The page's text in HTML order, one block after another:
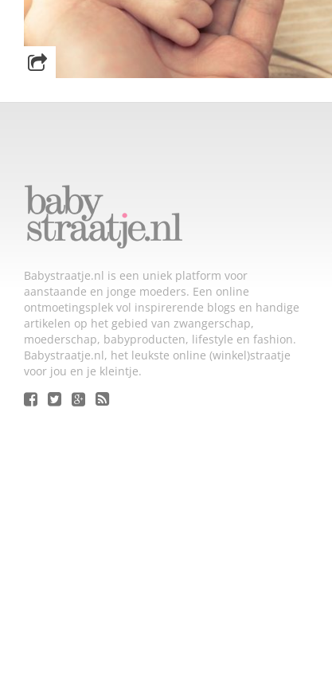
Babystraatje.nl is een uniek platform voor
aanstaande en jonge moeders. Een online
ontmoetingsplek vol inspirerende blogs en handige
artikelen op het gebied van zwangerschap,
moederschap, babyproducten, lifestyle en fashion.
Babystraatje.nl, het leukste online (winkel)straatje
voor jou en je kleintje.